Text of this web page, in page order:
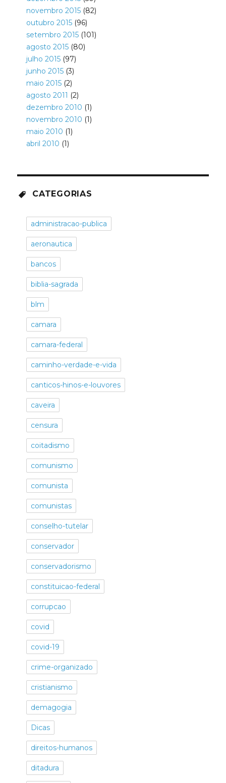
novembro 2015(82)
outubro 2015(96)
setembro 2015(101)
agosto 2015(80)
julho 2015(97)
junho 2015(3)
maio 2015(2)
agosto 2011 (2)
dezembro 2010 (1)
novembro 2010 (1)
maio 2010 (1)
abril 2010 (1)
CATEGORIAS
administracao-publica
aeronautica
bancos
biblia-sagrada
blm
camara
camara-federal
caminho-verdade-e-vida
canticos-hinos-e-louvores
caveira
censura
coitadismo
comunismo
comunista
comunistas
conselho-tutelar
conservador
conservadorismo
constituicao-federal
corrupcao
covid
covid-19
crime-organizado
cristianismo
demagogia
Dicas
direitos-humanos
ditadura